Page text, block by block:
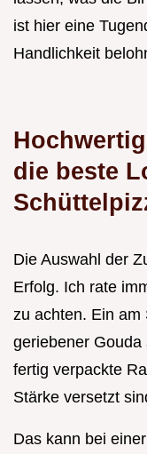
ist hier eine
Handlichkeit
die beste
Die Auswahl der
Erfolg. Ich rate
zu achten. Ein am
geriebener
fertig verpackte
Stärke versetzt
Das kann bei